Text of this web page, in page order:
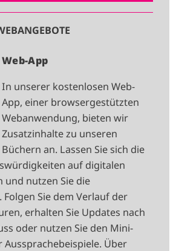
Web-App
In unserer kostenlosen Web-
App, einer browsergestützten
Webanwendung, bieten wir
Zusatzinhalte zu unseren
Büchern an. Lassen Sie sich die
auf digitalen
und nutzen Sie die
Sie dem Verlauf der
erhalten Sie Updates nach
oder nutzen Sie den Mini-
Über